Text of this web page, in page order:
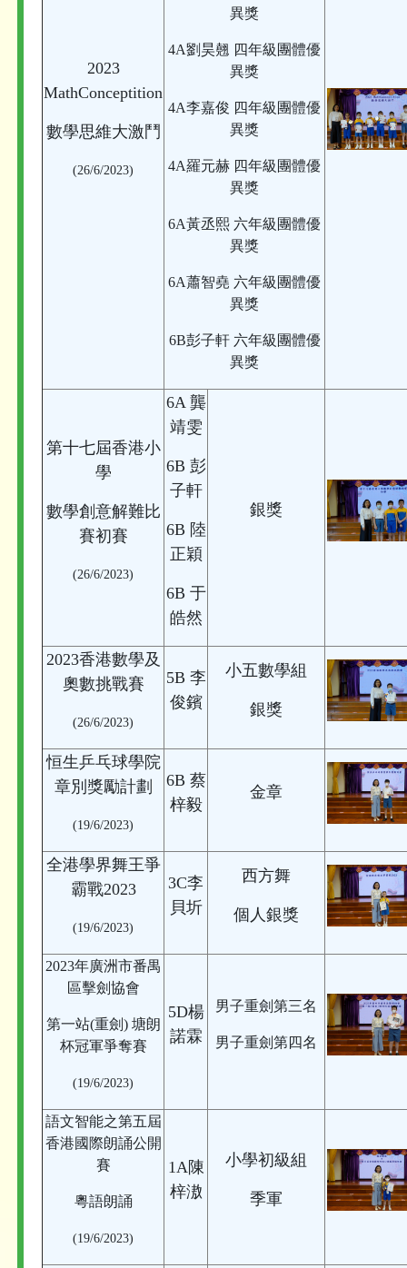
2023
MathConceptition
數學思維大激鬥
(26/6/2023)
異獎
4A劉昊翹 四年級團體優
異獎
4A李嘉俊 四年級團體優
異獎
4A羅元赫 四年級團體優
異獎
6A黃丞熙 六年級團體優
異獎
6A蕭智堯 六年級團體優
異獎
6B彭子軒 六年級團體優
異獎
第十七屆香港小
學
數學創意解難比
賽初賽
(26/6/2023)
6A 龔
靖雯
6B 彭
子軒
6B 陸
正穎
6B 于
皓然
銀獎
2023香港數學及
奧數挑戰賽
(26/6/2023)
5B 李
俊鑌
小五數學組
銀獎
恒生乒乓球學院
章別獎勵計劃
(19/6/2023)
6B 蔡
梓毅
金章
全港學界舞王爭
霸戰2023
(19/6/2023)
3C李
貝圻
西方舞
個人銀獎
2023年廣洲市番禺
區擊劍協會
第一站(重劍) 塘朗
杯冠軍爭奪賽
(19/6/2023)
5D楊
諾霖
男子重劍第三名
男子重劍第四名
語文智能之第五屆
香港國際朗誦公開
賽
粵語朗誦
(19/6/2023)
1A陳
梓滶
小學初級組
季軍